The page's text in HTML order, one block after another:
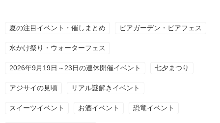
夏の注目イベント・催しまとめ ビアガーデン・ビアフェス
水かけ祭り・ウォーターフェス
2026年9月19日～23日の連休開催イベント 七夕まつり
アジサイの見頃 リアル謎解きイベント
スイーツイベント お酒イベント 恐竜イベント